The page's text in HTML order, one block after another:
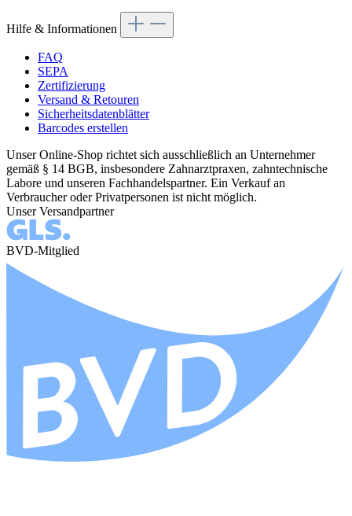
Hilfe & Informationen
FAQ
SEPA
Zertifizierung
Versand & Retouren
Sicherheitsdatenblätter
Barcodes erstellen
Unser Online-Shop richtet sich ausschließlich an Unternehmer
gemäß § 14 BGB, insbesondere Zahnarztpraxen, zahntechnische
Labore und unseren Fachhandelspartner. Ein Verkauf an
Verbraucher oder Privatpersonen ist nicht möglich.
Unser Versandpartner
BVD-Mitglied